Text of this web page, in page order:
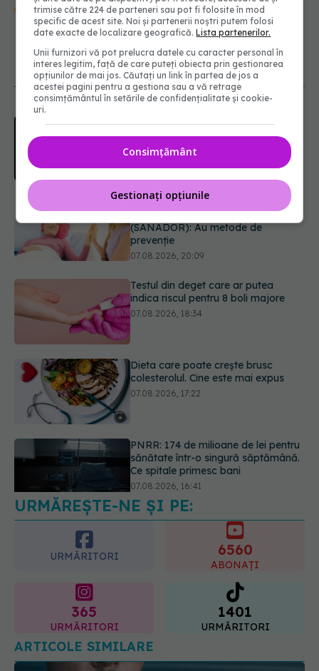
abonează‑te!
NOUTĂȚI
EXCLUSIV Cancerele care pot fi
prevenite. Dr. Sorin Bogdan
(SANADOR): Au metode de
prevenție
07.08.2026, 18:34
Dieta care poate crește brusc
colesterolul. Cine este mai expus
07.08.2026, 17:22
PNRR: 174 de milioane de lei pentru
sănătate într-o singură săptămână.
Ce spitale primesc bani
Ce spune culoarea ta preferată
despre vârsta pe care o ai. Care
este "codul cromatic" al generațiilor
07.08.2026, 21:29
URMĂREȘTE-NE ȘI PE:
URMĂRITORI 6560
ABONAȚI
365
URMĂRITORI
1401
URMĂRITORI
ARTICOLE SIMILARE
trimise către 224 de parteneri sau pot fi folosite în mod
specific de acest site. Noi și partenerii noștri putem folosi
date exacte de localizare geografică.Lista partenerilor.
Unii furnizori vă pot prelucra datele cu caracter personal în
interes legitim, față de care puteți obiecta prin gestionarea
opțiunilor de mai jos. Căutați un link în partea de jos a
acestei pagini pentru a gestiona sau a vă retrage
consimțământul în setările de confidențialitate și cookie-
uri.
Consimțământ
Gestionați opțiunile